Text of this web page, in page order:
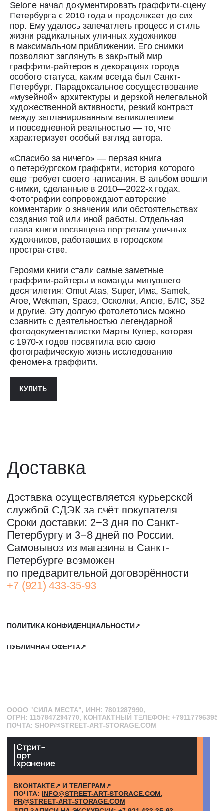
Selone начал документировать граффити-сцену
Петербурга с 2010 года и продолжает до сих
пор. Ему удалось запечатлеть процесс и стиль
жизни радикальных уличных художников
в максимальном приближении. Его снимки
позволяют заглянуть в закрытый мир
граффити-райтеров в декорациях города
особого статуса, каким всегда был Санкт-
Петербург. Парадоксальное сосуществование
«музейной» архитектуры и дерзкой нелегальной
художественной активности, резкий контраст
между запланированным великолепием
и повседневной реальностью — то, что
характеризует особый взгляд автора.
«Спасибо за ничего» — первая книга
о петербургском граффити, история которого
еще требует своего написания. В альбом вошли
снимки, сделанные в 2010—2022-х годах.
Фотографии сопровождают авторские
комментарии о значении или обстоятельствах
создания той или иной работы. Отдельная
глава книги посвящена портретам уличных
художников, работавших в городском
пространстве.
Героями книги стали самые заметные
граффити-райтеры и команды минувшего
десятилетия: Omut Atas, Super, Има, Samek,
Aroe, Wekman, Space, Осколки, Andie, БЛС, 352
и другие. Эту долгую фотолетопись можно
сравнить с деятельностью легендарной
фотодокументалистки Марты Купер, которая
с 1970-х годов посвятила всю свою
фотографическую жизнь исследованию
феномена граффити.
КУПИТЬ
Доставка осуществляется курьерской
службой СДЭК за счёт покупателя.
Сроки доставки: 2−3 дня по Санкт-
Петербургу и 3−8 дней по России.
Самовывоз из магазина в Санкт-
по предварительной договорённости
+7 (921) 433-35-93
ПОЛИТИКА КОНФИДЕНЦИАЛЬНОСТИ↗
ОООО "СИЛА МЕСТА", ИНН: 7801287990,
ПОЧТА: SHOP@STREET-ART-STORAGE.COM
ПУБЛИЧНАЯ ОФЕРТА↗
Доставка
САНКТ-ПЕТЕРБУРГ, СЕВКАБЕЛЬ ПОРТ
КОЖЕВЕННАЯ УЛИЦА, 40Е
2-Й ЭТАЖ, ДОМОФОН 19#